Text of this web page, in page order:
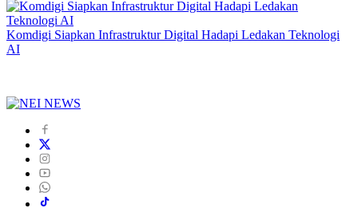
Komdigi Siapkan Infrastruktur Digital Hadapi Ledakan Teknologi
AI